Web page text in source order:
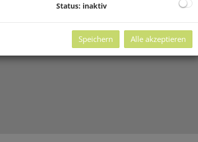
PROJEKT
Status: inaktiv
Speichern Alle akzeptieren